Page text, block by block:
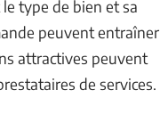
type de bien et sa
peuvent entraîner
attractives peuvent
de services.